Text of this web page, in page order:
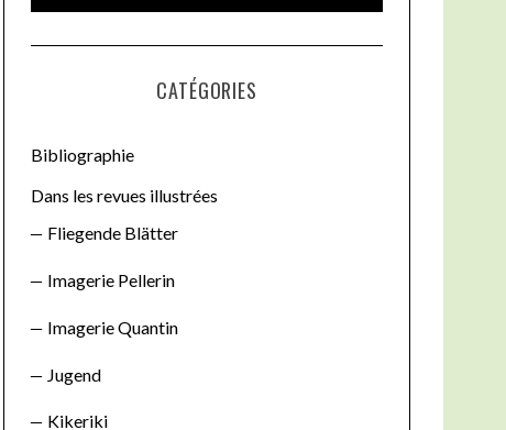
f
o
A
C
CATÉGORIES
Bibliographie
Dans les revues illustrées
Fliegende Blätter
Imagerie Pellerin
Imagerie Quantin
Jugend
Kikeriki